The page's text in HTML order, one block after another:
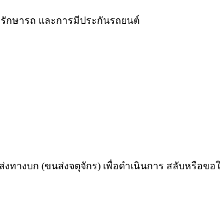
กษารถ และการมีประกันรถยนต์
ทางบก (ขนส่งจตุจักร) เพื่อดำเนินการ สลับหรือข